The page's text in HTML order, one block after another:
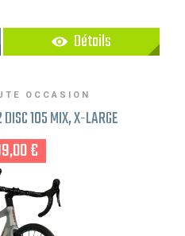
Détails
OCCASION
105 MIX, X-LARGE
€